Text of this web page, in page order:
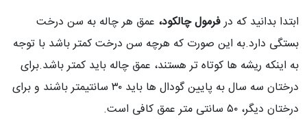
ابتدا بدانید که درفرمول چالکود، عمق هر چاله به سن درخت
بستگی دارد.به این صورت که هرچه سن درخت کمتر باشد با توجه
به اینکه ریشه ها کوتاه تر هستند، عمق چاله باید کمتر باشد.برای
درختان سه سال به پایین گودال ها باید ۳۰ سانتیمتر باشند و برای
درختان دیگر، ۵۰ سانتی متر عمق کافی است.